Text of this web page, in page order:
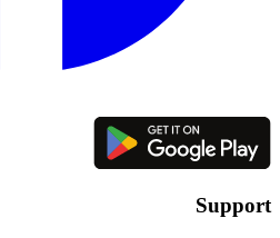
Support